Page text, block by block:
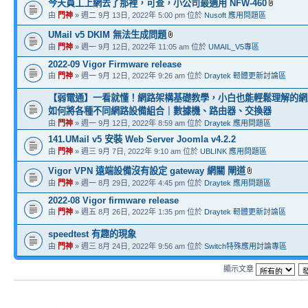
今天員工上網去了那裡，可查，小公司最適用 NFW-460
由 門神 » 週二 9月 13日, 2022年 5:00 pm 位於 Nusoft 應用問題區
UMail v5 DKIM 無法生成問題
由 門神 » 週一 9月 12日, 2022年 11:05 am 位於 UMAIL_V5專區
2022-09 Vigor Firmware release
由 門神 » 週一 9月 12日, 2022年 9:26 am 位於 Draytek 軔體更新討論區
【弱電通】一看就懂！網路架構基礎教學，小白也能輕鬆理解的
如何將各種不同網路設備組合｜數據機、路由器、交換器
由 門神 » 週一 9月 12日, 2022年 8:59 am 位於 Draytek 應用問題區
141.UMail v5 安裝 Web Server Joomla v4.2.2
由 門神 » 週三 9月 7日, 2022年 9:10 am 位於 UBLINK 應用問題區
Vigor VPN 遠端設備沒有設定 gateway 網關 閘道
由 門神 » 週一 8月 29日, 2022年 4:45 pm 位於 Draytek 應用問題區
2022-08 Vigor firmware release
由 門神 » 週五 8月 26日, 2022年 1:35 pm 位於 Draytek 軔體更新討論區
speedtest 有趣的現象
由 門神 » 週三 8月 24日, 2022年 9:56 am 位於 Switch特殊應用討論專區
顯示文章